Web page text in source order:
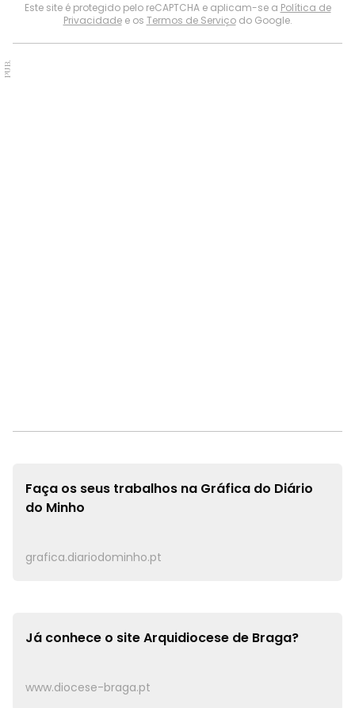
Este site é protegido pelo reCAPTCHA e aplicam-se a Política de
Privacidadee os Termos de Serviçodo Google.
PUB.
Faça os seus trabalhos na Gráfica do Diário
do Minho
grafica.diariodominho.pt
Já conhece o siteArquidiocese de Braga?
www.diocese-braga.pt